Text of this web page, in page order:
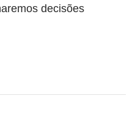
decisões